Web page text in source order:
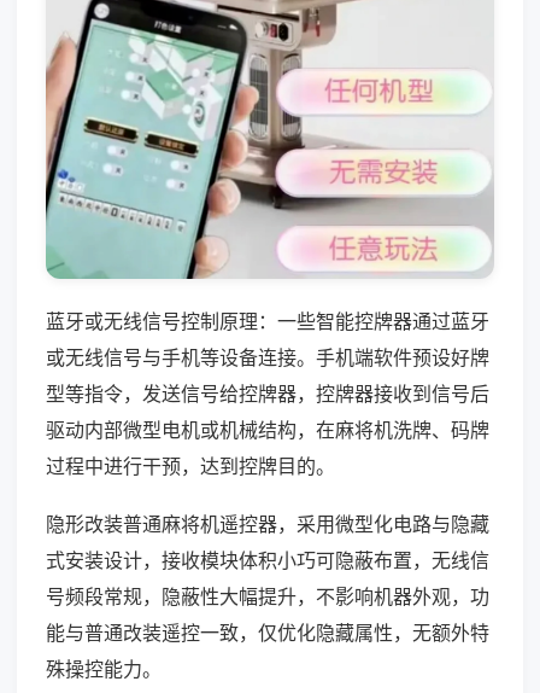
蓝牙或无线信号控制原理：一些智能控牌器通过蓝牙
或无线信号与手机等设备连接。手机端软件预设好牌
型等指令，发送信号给控牌器，控牌器接收到信号后
驱动内部微型电机或机械结构，在麻将机洗牌、码牌
过程中进行干预，达到控牌目的。
隐形改装普通麻将机遥控器，采用微型化电路与隐藏
式安装设计，接收模块体积小巧可隐蔽布置，无线信
号频段常规，隐蔽性大幅提升，不影响机器外观，功
能与普通改装遥控一致，仅优化隐藏属性，无额外特
殊操控能力。